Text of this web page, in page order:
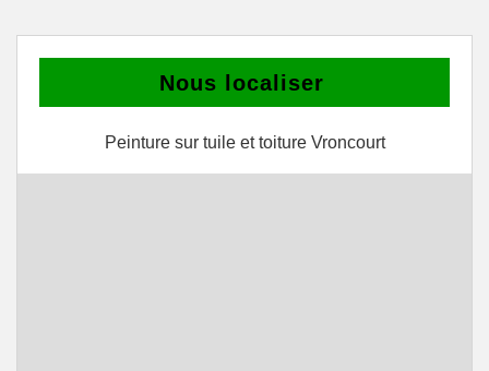
Nous localiser
Peinture sur tuile et toiture Vroncourt